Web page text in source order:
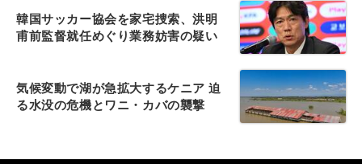
韓国サッカー協会を家宅捜索、洪明
甫前監督就任めぐり業務妨害の疑い
気候変動で湖が急拡大するケニア 迫
る水没の危機とワニ・カバの襲撃